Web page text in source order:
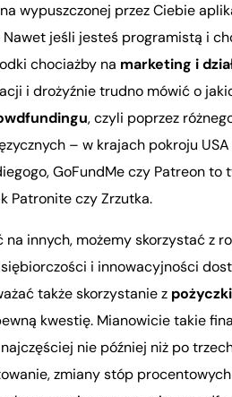
wypuszczonej przez Ciebie
jeśli jesteś programistą i
chociażby na marketing i
i drożyźnie trudno mówić o
, czyli poprzez
– w krajach pokroju
GoFundMe czy Patreon
Patronite czy Zrzutka.
innych, możemy skorzystać z
i innowacyjności
także skorzystanie z pożyczki
kwestię. Mianowicie takie
nie później niż po
zmiany stóp